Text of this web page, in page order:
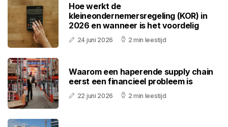
Hoe werkt de
kleineondernemersregeling (KOR) in
2026 en wanneer is het voordelig
24 juni 2026 2 min leestijd
Waarom een haperende supply chain
eerst een financieel probleem is
22 juni 2026 2 min leestijd